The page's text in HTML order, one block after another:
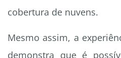
cobertura de nuvens.
Mesmo assim, a
demonstra que é